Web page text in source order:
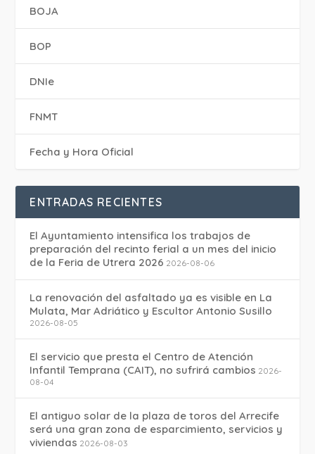
BOJA
BOP
DNIe
FNMT
Fecha y Hora Oficial
ENTRADAS RECIENTES
El Ayuntamiento intensifica los trabajos de
preparación del recinto ferial a un mes del inicio
de la Feria de Utrera 2026 2026-08-06
La renovación del asfaltado ya es visible en La
Mulata, Mar Adriático y Escultor Antonio Susillo
2026-08-05
El servicio que presta el Centro de Atención
Infantil Temprana (CAIT), no sufrirá cambios 2026-
08-04
El antiguo solar de la plaza de toros del Arrecife
será una gran zona de esparcimiento, servicios y
viviendas 2026-08-03